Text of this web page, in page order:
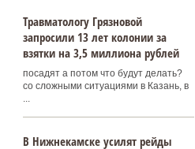
Травматологу Грязновой
запросили 13 лет колонии за
взятки на 3,5 миллиона рублей
посадят а потом что будут делать?
со сложными ситуациями в Казань, в
...
В Нижнекамске усилят рейды